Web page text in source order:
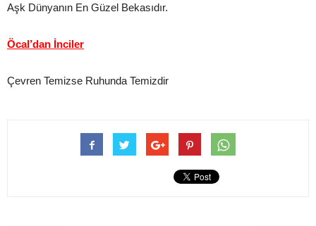
Aşk Dünyanın En Güzel Bekasıdır.
Öcal’dan İnciler
Çevren Temizse Ruhunda Temizdir